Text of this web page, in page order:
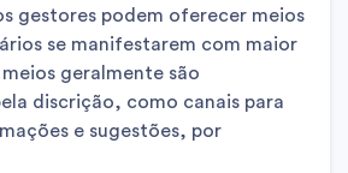
gestores podem oferecer meios
se manifestarem com maior
geralmente são
discrição, como canais para
e sugestões, por